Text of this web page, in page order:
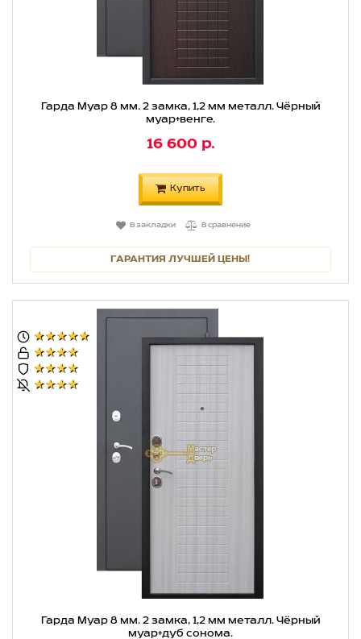
Гарда Муар 8 мм. 2 замка, 1,2 мм металл. Чёрный
муар+венге.
16 600 р.
Купить
В закладки В сравнение
ГАРАНТИЯ ЛУЧШЕЙ ЦЕНЫ!
Гарда Муар 8 мм. 2 замка, 1,2 мм металл. Чёрный
муар+дуб сонома.
★★★★★
★★★★
★★★★
★★★★